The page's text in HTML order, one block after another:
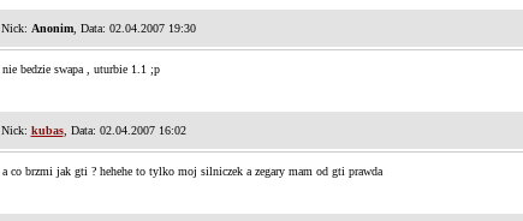
Nick: Anonim, Data: 02.04.2007 19:30
nie bedzie swapa , uturbie 1.1 ;p
Nick: kubas, Data: 02.04.2007 16:02
a co brzmi jak gti ?hehehe to tylko moj silniczek a zegary mam od gti prawda